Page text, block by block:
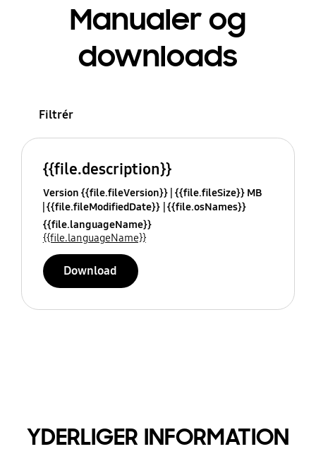
Manualer og
downloads
Filtrér
{{file.description}}
Version {{file.fileVersion}} {{file.fileSize}} MB
{{file.fileModifiedDate}} {{file.osNames}}
{{file.languageName}}
{{file.languageName}}
Download
YDERLIGER INFORMATION